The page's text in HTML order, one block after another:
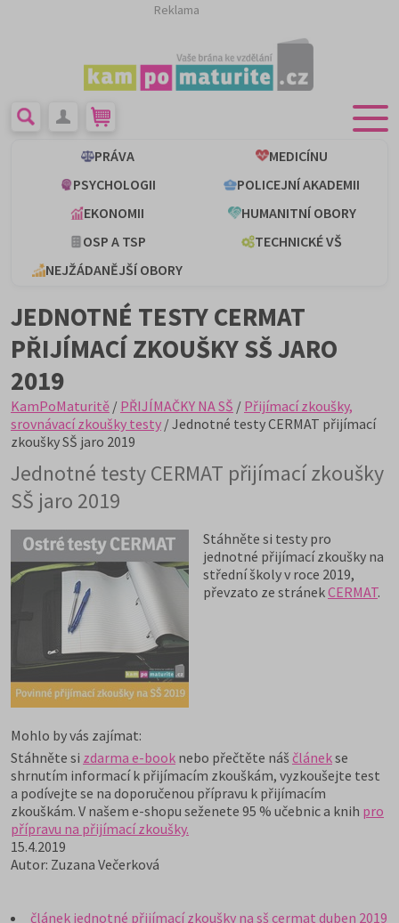
Reklama
PRÁVA
MEDICÍNU
PSYCHOLOGII
POLICEJNÍ AKADEMII
EKONOMII
HUMANITNÍ OBORY
OSP A TSP
TECHNICKÉ VŠ
NEJŽÁDANĚJŠÍ OBORY
JEDNOTNÉ TESTY CERMAT
PŘIJÍMACÍ ZKOUŠKY SŠ JARO
2019
KamPoMaturitě / PŘIJÍMAČKY NA SŠ / Přijímací zkoušky,
srovnávací zkoušky testy / Jednotné testy CERMAT přijímací
zkoušky SŠ jaro 2019
Jednotné testy CERMAT přijímací zkoušky
SŠ jaro 2019
Stáhněte si testy pro
jednotné přijímací zkoušky na
střední školy v roce 2019,
převzato ze stránekCERMAT.
Mohlo by vás zajímat:
Stáhněte si zdarma e-book nebo přečtěte náš článekse
shrnutím informací k přijímacím zkouškám, vyzkoušejte test
a podívejte se na doporučenou přípravu k přijímacím
zkouškám. V našem e-shopu seženete 95 % učebnic a knih pro
přípravu na přijímací zkoušky.
15.4.2019
Autor: Zuzana Večerková
článek jednotné přijímací zkoušky na sš cermat duben 2019